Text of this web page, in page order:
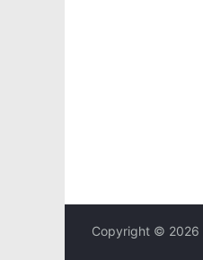
Copyright © 2026